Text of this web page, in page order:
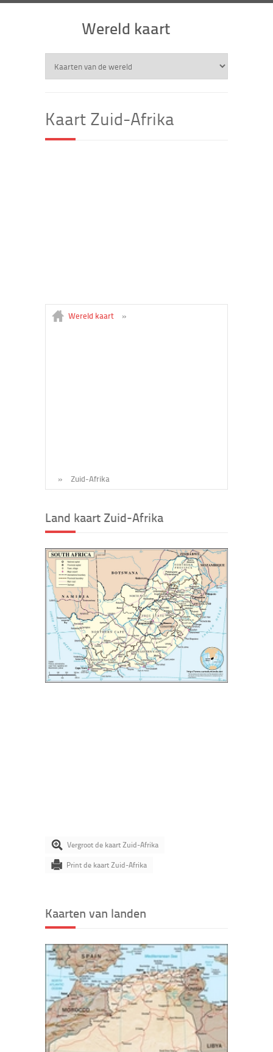
Wereld kaart
Kaart Zuid-Afrika
Wereld kaart »
» Zuid-Afrika
Land kaart Zuid-Afrika
Vergroot de kaart Zuid-Afrika
Print de kaart Zuid-Afrika
Kaarten van landen